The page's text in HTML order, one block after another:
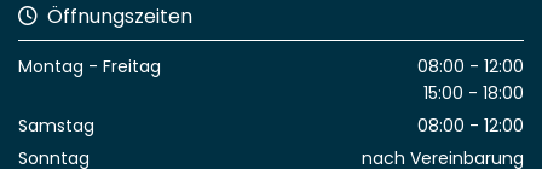
 Öffnungszeiten
Montag - Freitag
08:00 - 12:00
15:00 - 18:00
Samstag
08:00 - 12:00
Sonntag
nach Vereinbarung